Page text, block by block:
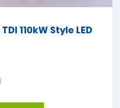
110kW Style LED